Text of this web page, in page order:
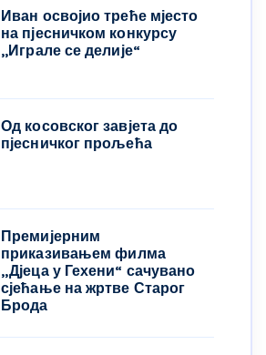
Иван освојио треће мјесто
на пјесничком конкурсу
,,Играле се делије“
Од косовског завјета до
пјесничког прољећа
Премијерним
приказивањем филма
„Дјеца у Гехени“ сачувано
сјећање на жртве Старог
Брода